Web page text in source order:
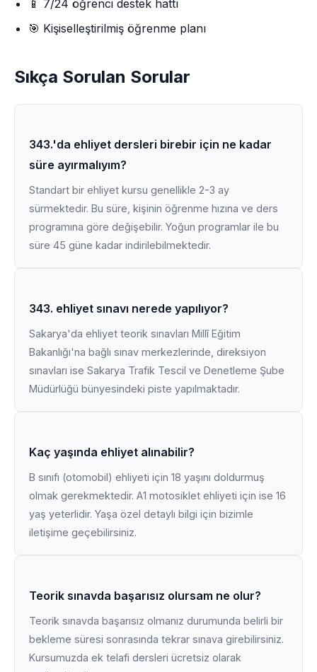
📱 7/24 öğrenci destek hattı
🎯 Kişiselleştirilmiş öğrenme planı
Sıkça Sorulan Sorular
343.'da ehliyet dersleri birebir için ne kadar
süre ayırmalıyım?
Standart bir ehliyet kursu genellikle 2-3 ay
sürmektedir. Bu süre, kişinin öğrenme hızına ve ders
programına göre değişebilir. Yoğun programlar ile bu
süre 45 güne kadar indirilebilmektedir.
343. ehliyet sınavı nerede yapılıyor?
Sakarya'da ehliyet teorik sınavları Millî Eğitim
Bakanlığı'na bağlı sınav merkezlerinde, direksiyon
sınavları ise Sakarya Trafik Tescil ve Denetleme Şube
Müdürlüğü bünyesindeki piste yapılmaktadır.
Kaç yaşında ehliyet alınabilir?
B sınıfı (otomobil) ehliyeti için 18 yaşını doldurmuş
olmak gerekmektedir. A1 motosiklet ehliyeti için ise 16
yaş yeterlidir. Yaşa özel detaylı bilgi için bizimle
iletişime geçebilirsiniz.
Teorik sınavda başarısız olursam ne olur?
Teorik sınavda başarısız olmanız durumunda belirli bir
bekleme süresi sonrasında tekrar sınava girebilirsiniz.
Kursumuzda ek telafi dersleri ücretsiz olarak